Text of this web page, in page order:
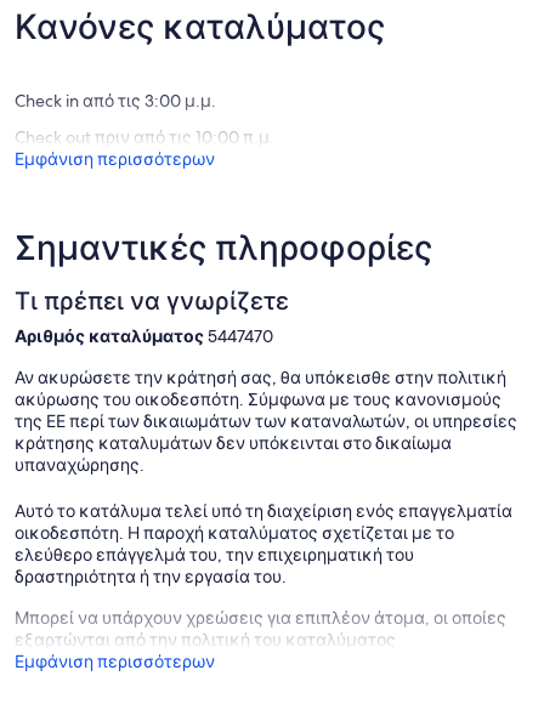
(6
σχόλια)
Κανόνες καταλύματος
Check in από τις 3:00 μ.μ.
Check out πριν από τις 10:00 π.μ.
Εμφάνιση περισσότερων
Σημαντικές πληροφορίες
Τι πρέπει να γνωρίζετε
Αριθμός καταλύματος5447470
Αν ακυρώσετε την κράτησή σας, θα υπόκεισθε στην πολιτική
ακύρωσης του οικοδεσπότη. Σύμφωνα με τους κανονισμούς
της ΕΕ περί των δικαιωμάτων των καταναλωτών, οι υπηρεσίες
κράτησης καταλυμάτων δεν υπόκεινται στο δικαίωμα
υπαναχώρησης.
Αυτό το κατάλυμα τελεί υπό τη διαχείριση ενός επαγγελματία
οικοδεσπότη. Η παροχή καταλύματος σχετίζεται με το
ελεύθερο επάγγελμά του, την επιχειρηματική του
δραστηριότητα ή την εργασία του.
Μπορεί να υπάρχουν χρεώσεις για επιπλέον άτομα, οι οποίες
εξαρτώνται από την πολιτική του καταλύματος
Εμφάνιση περισσότερων